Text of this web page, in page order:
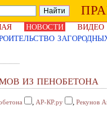
НОВОСТИ
ВИДЕО
ИЗ ПЕНОБЕТОНА
, АР-КР.ру , Рекунов